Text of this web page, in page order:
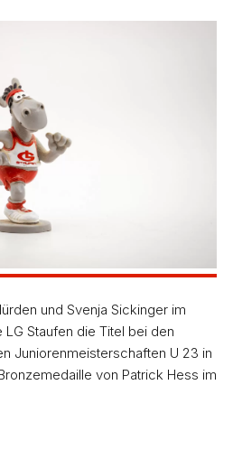
und Svenja Sickinger im
Staufen die Titel bei den
Juniorenmeisterschaften U 23 in
von Patrick Hess im